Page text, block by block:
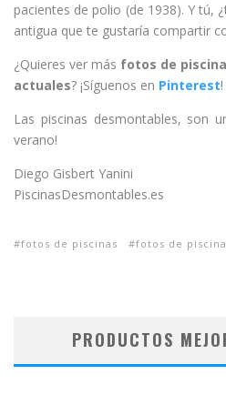
pacientes de polio (de 1938). Y tú,
antigua que te gustaría compartir
¿Quieres ver más fotos de
actuales? ¡Síguenos en Pinterest!
Las piscinas desmontables, son
verano!
Diego Gisbert Yanini
PiscinasDesmontables.es
fotos de piscinas fotos de
PRODUCTOS